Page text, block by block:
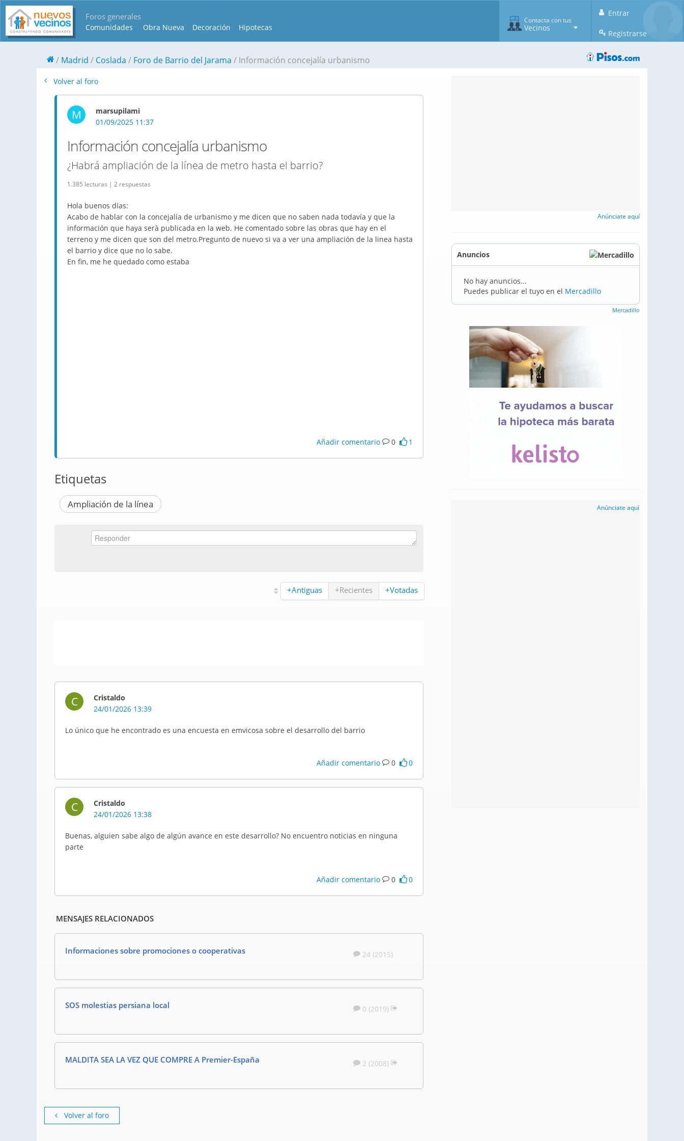
Foros generales
Comunidades Obra Nueva Decoración Hipotecas
Entrar
Registrarse
Contacta con tus
Vecinos
Madrid Coslada Foro de Barrio del Jarama Información concejalía urbanismo
Volver al foro
M
marsupilami
01/09/2025 11:37
Información concejalía urbanismo
¿Habrá ampliación de la línea de metro hasta el barrio?
1.385 lecturas | 2 respuestas
Hola buenos días:
Acabo de hablar con la concejalía de urbanismo y me dicen que no saben nada todavía y que la
información que haya serà publicada en la web. He comentado sobre las obras que hay en el
terreno y me dicen que son del metro.Pregunto de nuevo si va a ver una ampliación de la linea hasta
el barrio y dice que no lo sabe.
En fin, me he quedado como estaba
Añadir comentario 0 1
Etiquetas
Ampliación de la línea
+Antiguas +Recientes +Votadas
C
Cristaldo
24/01/2026 13:39
Lo único que he encontrado es una encuesta en emvicosa sobre el desarrollo del barrio
Añadir comentario 0 0
C
Cristaldo
24/01/2026 13:38
Buenas, alguien sabe algo de algún avance en este desarrollo? No encuentro noticias en ninguna
parte
Añadir comentario 0 0
MENSAJES RELACIONADOS
Informaciones sobre promociones o cooperativas 24 (2015)
SOS molestias persiana local 0 (2019)
MALDITA SEA LA VEZ QUE COMPRE A Premier-España 2 (2008)
Volver al foro
Anúnciate aquí
Anuncios
No hay anuncios...
Puedes publicar el tuyo en el Mercadillo
Mercadillo
Anúnciate aquí